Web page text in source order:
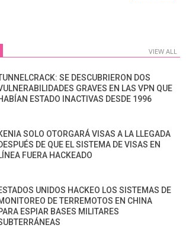
VIEW ALL
SE DESCUBRIERON DOS
GRAVES EN LAS VPN QUE
ESTADO INACTIVAS DESDE 1996
SOLO OTORGARÁ VISAS A LA LLEGADA
DE QUE EL SISTEMA DE VISAS EN
FUERA HACKEADO
UNIDOS HACKEO LOS SISTEMAS DE
DE TERREMOTOS EN CHINA
ESPIAR BASES MILITARES